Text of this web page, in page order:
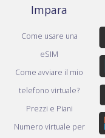
Impara
Come usare una
eSIM
Come avviare il mio
telefono virtuale?
Prezzi e Piani
Numero virtuale per